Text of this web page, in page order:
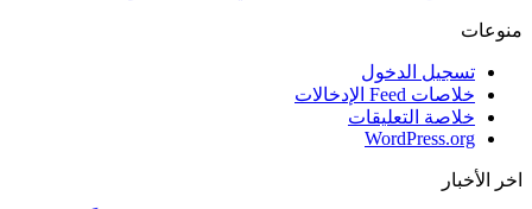
منوعات
تسجيل الدخول
خلاصات Feed الإدخالات
خلاصة التعليقات
WordPress.org
اخر الأخبار